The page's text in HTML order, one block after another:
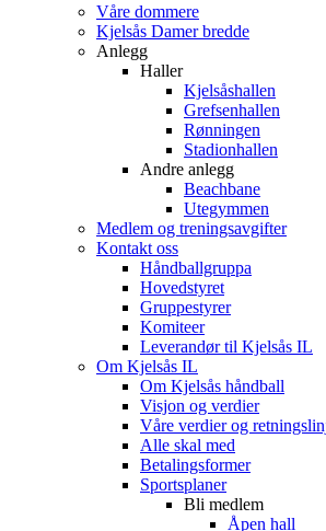
Våre dommere
Kjelsås Damer bredde
Anlegg
Haller
Kjelsåshallen
Grefsenhallen
Rønningen
Stadionhallen
Andre anlegg
Beachbane
Utegymmen
Medlem og treningsavgifter
Kontakt oss
Håndballgruppa
Hovedstyret
Gruppestyrer
Komiteer
Leverandør til Kjelsås IL
Om Kjelsås IL
Om Kjelsås håndball
Visjon og verdier
Våre verdier og
Alle skal med
Betalingsformer
Sportsplaner
Bli medlem
Åpen hall